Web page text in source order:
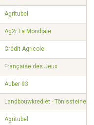
Agritubel
Ag2r La Mondiale
Crédit Agricole
Française des Jeux
Auber 93
Landbouwkrediet - Tönissteiner
Agritubel